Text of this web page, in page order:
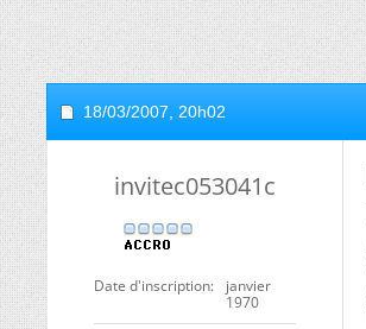
18/03/2007, 20h02
invitec053041c
Date d'inscription
janvier
1970